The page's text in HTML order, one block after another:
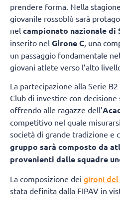
prendere forma. Nella
giovanile rossoblù sarà
nel campionato nazionale di
inserito nel Girone C , una
un passaggio fondamentale
giovani atlete verso l’alto
La partecipazione alla Serie
Club di investire con
offrendo alle ragazze dell’
competitivo nel quale
società di grande tradizione e
gruppo sarà composto da
provenienti dalle squadre
La composizione dei gironi
stata definita dalla FIPAV in